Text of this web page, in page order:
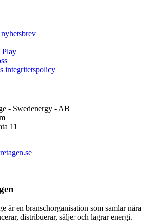
nyhetsbrev
Play
integritetspolicy
- Swedenergy - AB
11
är en branschorganisation som samlar nära
distribuerar, säljer och lagrar energi.